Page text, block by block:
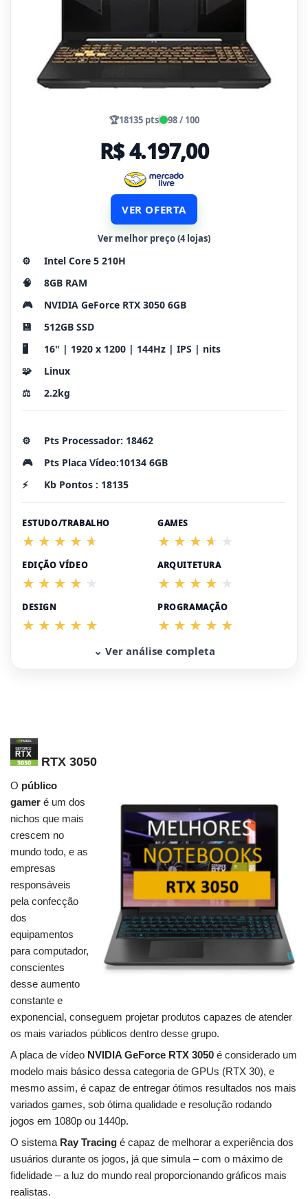
🏆18135 pts 98 / 100
R$ 4.197,00
VER OFERTA
Ver melhor preço (4 lojas)
⚙️
Intel Core 5 210H
🧠
8GB RAM
🎮
NVIDIA GeForce RTX 3050 6GB
💾
512GB SSD
🖥️
16" | 1920 x 1200 | 144Hz | IPS | nits
🧩
Linux
⚖️
2.2kg
⚙️
Pts Processador: 18462
🎮
Pts Placa Vídeo:10134 6GB
⚡
Kb Pontos : 18135
ESTUDO/TRABALHO GAMES
EDIÇÃO VÍDEO ARQUITETURA
DESIGN PROGRAMAÇÃO
⌄ Ver análise completa
RTX 3050
O público
gamer é um dos
nichos que mais
crescem no
mundo todo, e as
empresas
responsáveis
pela confecção
dos
equipamentos
para computador,
conscientes
desse aumento
constante e
exponencial, conseguem projetar produtos capazes de atender
os mais variados públicos dentro desse grupo.
A placa de vídeo NVIDIA GeForce RTX 3050 é considerado um
modelo mais básico dessa categoria de GPUs (RTX 30), e
mesmo assim, é capaz de entregar ótimos resultados nos mais
variados games, sob ótima qualidade e resolução rodando
jogos em 1080p ou 1440p.
O sistema Ray Tracing é capaz de melhorar a experiência dos
usuários durante os jogos, já que simula – com o máximo de
fidelidade – a luz do mundo real proporcionando gráficos mais
realistas.